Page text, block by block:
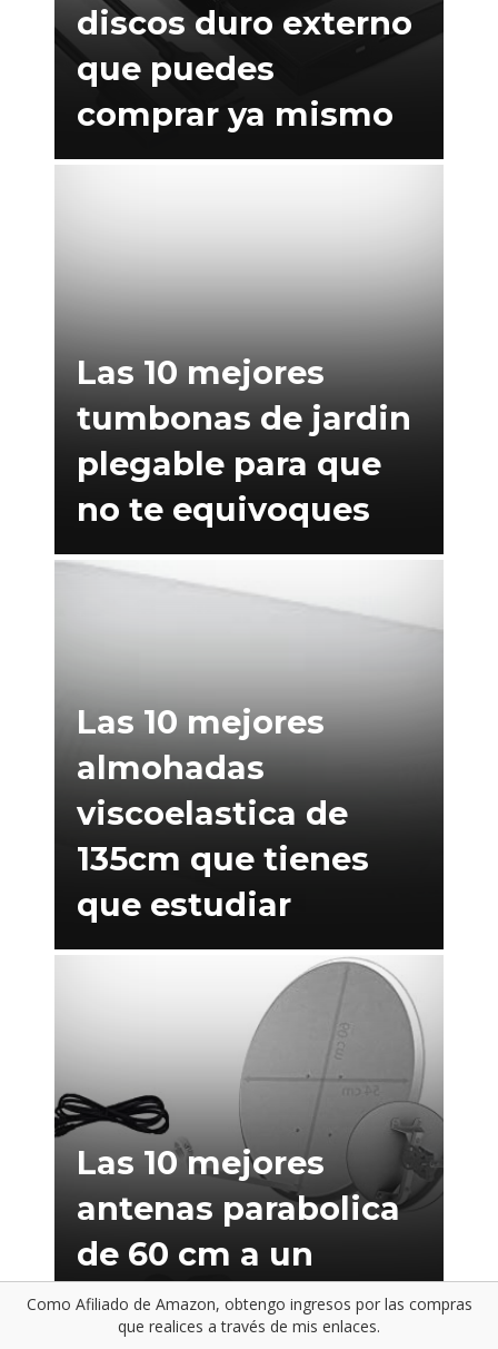
discos duro externo
que puedes
comprar ya mismo
Las 10 mejores
tumbonas de jardin
plegable para que
no te equivoques
Las 10 mejores
almohadas
viscoelastica de
135cm que tienes
que estudiar
Las 10 mejores
antenas parabolica
de 60 cm a un
precio inmejorable
Como Afiliado de Amazon, obtengo ingresos por las compras
que realices a través de mis enlaces.